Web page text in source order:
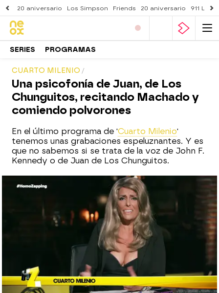
20 aniversario Los Simpson Friends 20 aniversario 911
SERIES PROGRAMAS
CUARTO MILENIO
Una psicofonía de Juan, de Los
Chunguitos, recitando Machado y
comiendo polvorones
En el último programa de 'Cuarto Milenio'
tenemos unas grabaciones espeluznantes. Y es
que no sabemos si se trata de la voz de John F.
Kennedy o de Juan de Los Chunguitos.
Publicado:11 de mayo de 2018, 14:03